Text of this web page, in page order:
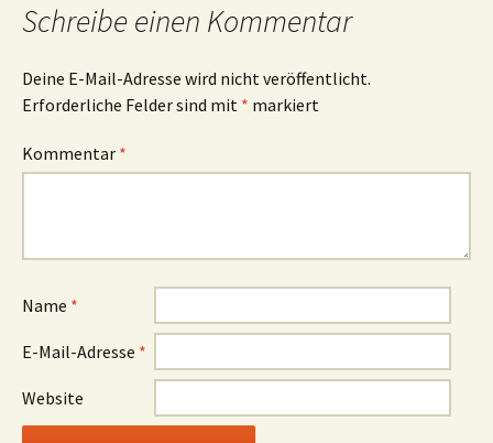
Schreibe einen Kommentar
Deine E-Mail-Adresse wird nicht veröffentlicht.
Erforderliche Felder sind mit * markiert
Kommentar *
Name *
E-Mail-Adresse *
Website